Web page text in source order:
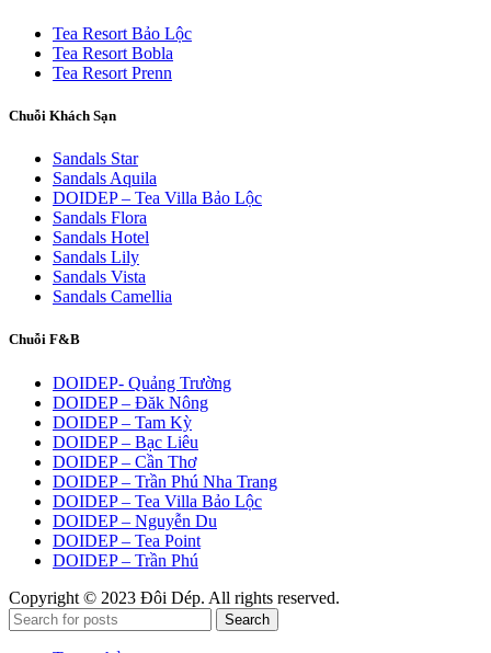
Tea Resort Bảo Lộc
Tea Resort Bobla
Tea Resort Prenn
Chuỗi Khách Sạn
Sandals Star
Sandals Aquila
DOIDEP – Tea Villa Bảo Lộc
Sandals Flora
Sandals Hotel
Sandals Lily
Sandals Vista
Sandals Camellia
Chuỗi F&B
DOIDEP- Quảng Trường
DOIDEP – Đăk Nông
DOIDEP – Tam Kỳ
DOIDEP – Bạc Liêu
DOIDEP – Cần Thơ
DOIDEP – Trần Phú Nha Trang
DOIDEP – Tea Villa Bảo Lộc
DOIDEP – Nguyễn Du
DOIDEP – Tea Point
DOIDEP – Trần Phú
Copyright © 2023 Đôi Dép. All rights reserved.
Search